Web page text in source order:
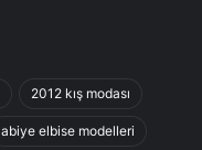
2012 kış modası
abiye elbise modelleri